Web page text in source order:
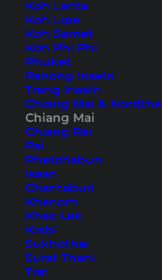
Koh Lanta
Koh Lipe
Koh Samet
Koh Phi Phi
Phuket
Ranong Inseln
Trang Inseln
Chiang Mai &
Chiang Mai
Chiang Rai
Pai
Phetchabun
Isaan
Chantaburi
Khanom
Khao Lak
Krabi
Sukhothai
Surat Thani
Trat
Motorrad- oder
von Chiang Mai
Besuchern. Dabei gibt
Tagestouren, z.B. zum
Fahrt auf dem Samoeng
unserem letzten
haben.
Eine
Mai auf dem
Loop
Inhaltsverzeichnis